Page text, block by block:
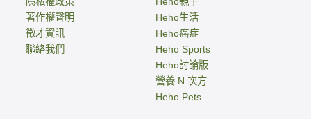
著作權聲明
徵才資訊
聯絡我們
Heho生活
Heho癌症
Heho Sports
Heho討論版
營養 N 次方
Heho Pets